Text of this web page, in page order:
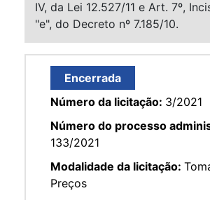
IV, da Lei 12.527/11 e Art. 7º,
"e", do Decreto nº 7.185/10.
Encerrada
Número da licitação: 3/2021
Número do processo
133/2021
Modalidade da licitação:
Preços